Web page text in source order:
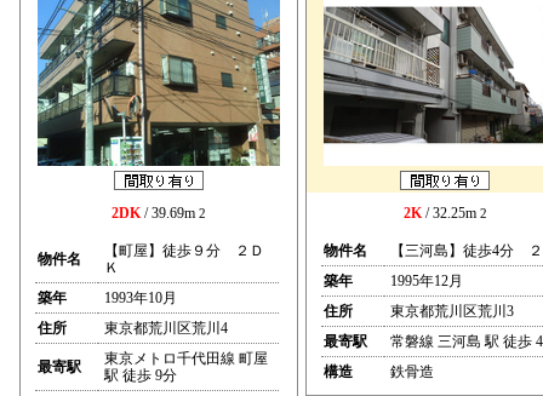
2DK/ 39.69m 2
物件名
【町屋】徒歩９分 ２Ｄ
Ｋ
築年
1993年10月
住所
東京都荒川区荒川4
最寄駅
東京メトロ千代田線 町屋
駅 徒歩 9分
2K/ 32.25m 2
物件名
【三河島】徒歩4分
築年
1995年12月
住所
東京都荒川区荒川3
最寄駅
常磐線 三河島 駅 徒歩
構造
鉄骨造